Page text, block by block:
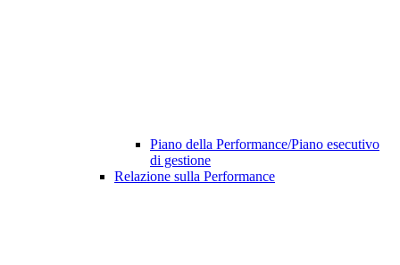
Piano della Performance/Piano esecutivo
di gestione
Relazione sulla Performance